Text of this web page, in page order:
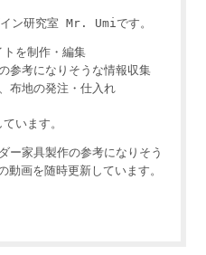
ン研究室 Mr. Umiです。
トを制作・編集
参考になりそうな情報収集
布地の発注・仕入れ
います。
ー家具製作の参考になりそう
画を随時更新しています。